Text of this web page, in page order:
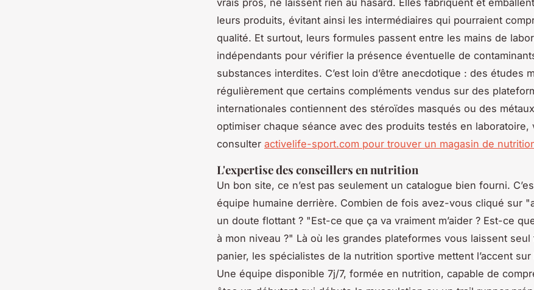
leurs produits, évitant ainsi les intermédiaires qui pourraient
qualité. Et surtout, leurs formules passent entre les mains de
indépendants pour vérifier la présence éventuelle de
substances interdites. C’est loin d’être anecdotique : des études
régulièrement que certains compléments vendus sur des
internationales contiennent des stéroïdes masqués ou des
optimiser chaque séance avec des produits testés en laboratoire,
consulter activelife-sport.com pour trouver un magasin de
L'expertise des conseillers en nutrition
Un bon site, ce n’est pas seulement un catalogue bien fourni.
équipe humaine derrière. Combien de fois avez-vous cliqué sur
un doute flottant ? "Est-ce que ça va vraiment m’aider ? Est-ce
à mon niveau ?" Là où les grandes plateformes vous laissent seul
panier, les spécialistes de la nutrition sportive mettent l’accent
Une équipe disponible 7j/7, formée en nutrition, capable de